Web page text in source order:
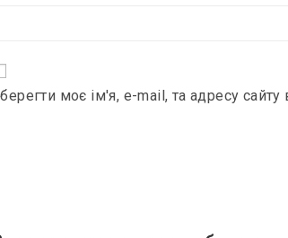
моє ім'я, e-mail, та адресу